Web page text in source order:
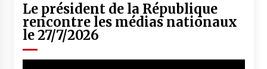
Le président de la République
rencontre les médias nationaux
le 27/7/2026